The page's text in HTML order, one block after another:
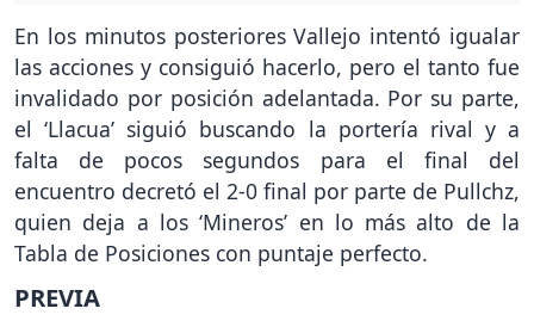
En los minutos posteriores Vallejo intentó igualar
las acciones y consiguió hacerlo, pero el tanto fue
invalidado por posición adelantada. Por su parte,
el ‘Llacua’ siguió buscando la portería rival y a
falta de pocos segundos para el final del
encuentro decretó el 2-0 final por parte de Pullchz,
quien deja a los ‘Mineros’ en lo más alto de la
Tabla de Posiciones con puntaje perfecto.
PREVIA